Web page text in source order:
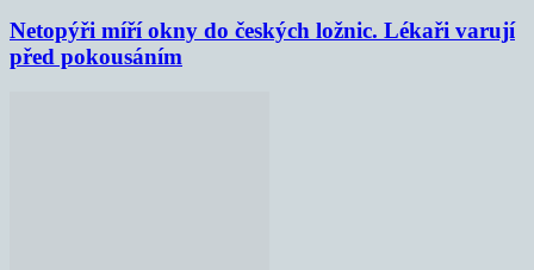
Netopýři míří okny do českých ložnic. Lékaři varují
před pokousáním